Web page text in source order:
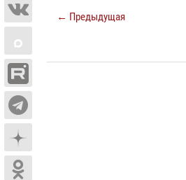
← Предыдущая